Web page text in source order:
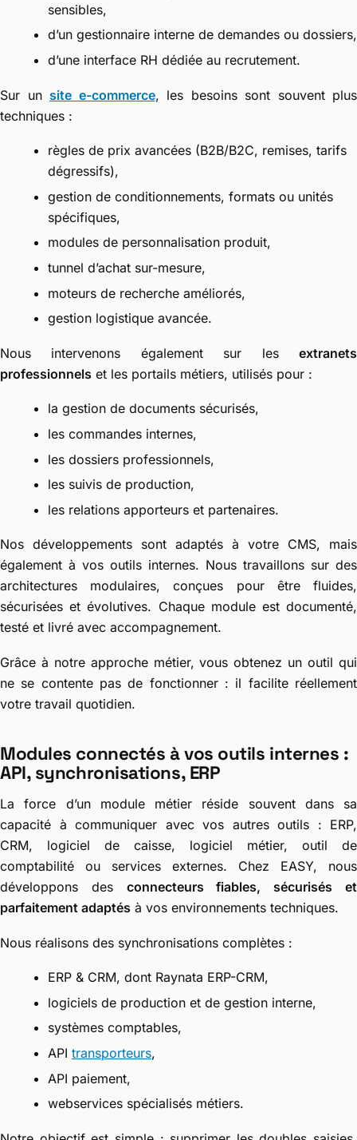
sensibles,
d’un gestionnaire interne de demandes ou dossiers,
d’une interface RH dédiée au recrutement.
Sur un site e-commerce, les besoins sont souvent plus
techniques :
règles de prix avancées (B2B/B2C, remises, tarifs
dégressifs),
gestion de conditionnements, formats ou unités
spécifiques,
modules de personnalisation produit,
tunnel d’achat sur-mesure,
moteurs de recherche améliorés,
gestion logistique avancée.
Nous intervenons également sur les extranets
professionnels et les portails métiers, utilisés pour :
la gestion de documents sécurisés,
les commandes internes,
les dossiers professionnels,
les suivis de production,
les relations apporteurs et partenaires.
Nos développements sont adaptés à votre CMS, mais
également à vos outils internes. Nous travaillons sur des
architectures modulaires, conçues pour être fluides,
sécurisées et évolutives. Chaque module est documenté,
testé et livré avec accompagnement.
Grâce à notre approche métier, vous obtenez un outil qui
ne se contente pas de fonctionner : il facilite réellement
votre travail quotidien.
Modules connectés à vos outils internes :
API, synchronisations, ERP
La force d’un module métier réside souvent dans sa
capacité à communiquer avec vos autres outils : ERP,
CRM, logiciel de caisse, logiciel métier, outil de
comptabilité ou services externes. Chez EASY, nous
développons des connecteurs fiables, sécurisés et
parfaitement adaptés à vos environnements techniques.
Nous réalisons des synchronisations complètes :
ERP & CRM, dont Raynata ERP-CRM,
logiciels de production et de gestion interne,
systèmes comptables,
API transporteurs,
API paiement,
webservices spécialisés métiers.